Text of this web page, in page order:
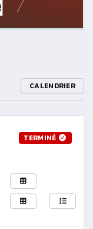
CALENDRIER
TERMINÉ